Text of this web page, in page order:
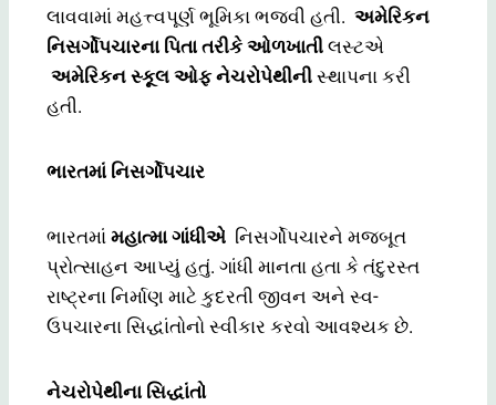
લાવવામાં મહત્ત્વપૂર્ણ ભૂમિકા ભજવી હતી. અમેરિકન
નિસર્ગોપચારના પિતા તરીકે ઓળખાતી લસ્ટએ
અમેરિકન સ્કૂલ ઓફ નેચરોપેથીની સ્થાપના કરી
હતી.
ભારતમાં નિસર્ગોપચાર
ભારતમાં મહાત્મા ગાંધીએ નિસર્ગોપચારને મજબૂત
પ્રોત્સાહન આપ્યું હતું. ગાંધી માનતા હતા કે તંદુરસ્ત
રાષ્ટ્રના નિર્માણ માટે કુદરતી જીવન અને સ્વ-
ઉપચારના સિદ્ધાંતોનો સ્વીકાર કરવો આવશ્યક છે.
નેચરોપેથીના સિદ્ધાંતો